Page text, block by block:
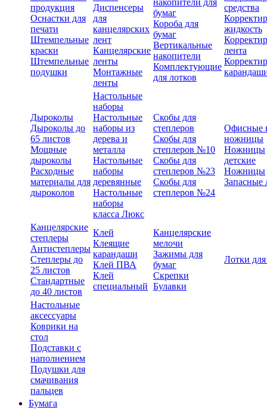
продукция
Оснастки для
печати
Штемпельные
краски
Штемпельные
подушки
Диспенсеры
для
канцелярских
лент
Канцелярские
ленты
Монтажные
ленты
накопители для
бумаг
Короба для
бумаг
Вертикальные
накопители
Комплектующие
для лотков
средства
жидкость
лента
Дыроколы
Дыроколы до
65 листов
Мощные
дыроколы
Расходные
материалы для
дыроколов
Настольные
наборы
Настольные
наборы из
дерева и
металла
Настольные
наборы
деревянные
Настольные
наборы
класса Люкс
Скобы для
степлеров
Скобы для
степлеров №10
Скобы для
степлеров №23
Скобы для
степлеров №24
Офисные
ножницы
Ножницы
детские
Ножницы
Запасные
Канцелярские
степлеры
Антистеплеры
Степлеры до
25 листов
Стандартные
до 40 листов
Клей
Клеящие
карандаши
Клей ПВА
Клей
специальный
Канцелярские
мелочи
Зажимы для
бумаг
Скрепки
Булавки
Лотки
Настольные
аксессуары
Коврики на
стол
Подставки с
наполнением
Подушки для
смачивания
пальцев
Бумага